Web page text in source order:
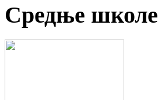
Средње школе